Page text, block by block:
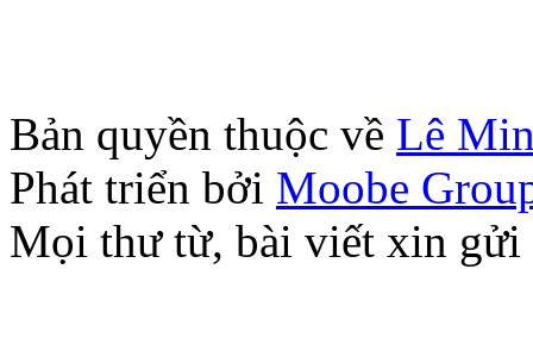
Bản quyền thuộc về Lê
Phát triển bởi Moobe
Mọi thư từ, bài viết xin gửi